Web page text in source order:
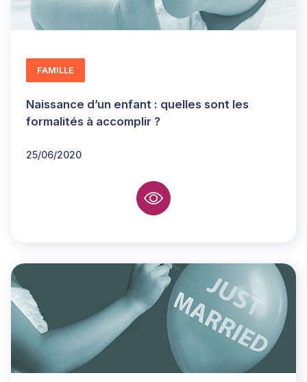
Naissance d’un enfant : quelles sont les
formalités à accomplir ?
25/06/2020
FAMILLE